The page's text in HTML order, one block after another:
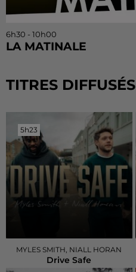
6h30 - 10h00
LA MATINALE
TITRES DIFFUSÉS
5h23
5h23
MYLES SMITH, NIALL HORAN
Drive Safe